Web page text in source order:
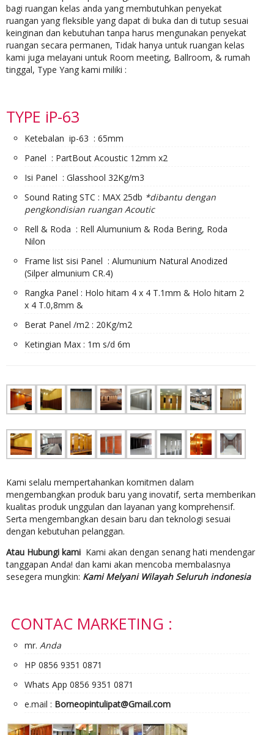
bagi ruangan kelas anda yang membutuhkan penyekat
ruangan yang fleksible yang dapat di buka dan di tutup sesuai
keinginan dan kebutuhan tanpa harus mengunakan penyekat
ruangan secara permanen, Tidak hanya untuk ruangan kelas
kami juga melayani untuk Room meeting, Ballroom, & rumah
tinggal, Type Yang kami miliki :
TYPE iP-63
Ketebalan ip-63 : 65mm
Panel : PartBout Acoustic 12mm x2
Isi Panel : Glasshool 32Kg/m3
Sound Rating STC : MAX 25db *dibantu dengan
pengkondisian ruangan Acoutic
Rell & Roda : Rell Alumunium & Roda Bering, Roda
Nilon
Frame list sisi Panel : Alumunium Natural Anodized
(Silper almunium CR.4)
Rangka Panel : Holo hitam 4 x 4 T.1mm & Holo hitam 2
x 4 T.0,8mm &
Berat Panel /m2 : 20Kg/m2
Ketingian Max : 1m s/d 6m
Kami selalu mempertahankan komitmen dalam
mengembangkan produk baru yang inovatif, serta memberikan
kualitas produk unggulan dan layanan yang komprehensif.
Serta mengembangkan desain baru dan teknologi sesuai
dengan kebutuhan pelanggan.
Atau Hubungi kami Kami akan dengan senang hati mendengar
tanggapan Anda! dan kami akan mencoba membalasnya
sesegera mungkin: Kami Melyani Wilayah Seluruh indonesia
CONTAC MARKETING :
mr. Anda
HP 0856 9351 0871
Whats App 0856 9351 0871
e.mail : Borneopintulipat@Gmail.com